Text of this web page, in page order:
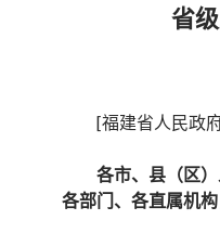
省
[福建省人民政
各市、县（区
各部门、各直属机